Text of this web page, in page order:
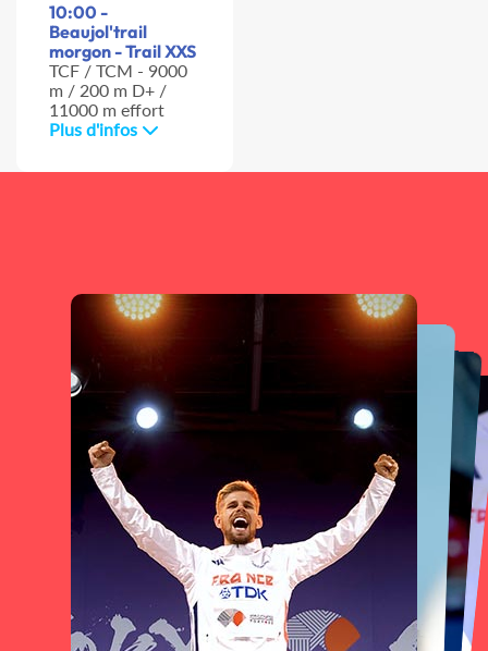
10:00 -
Beaujol'trail
morgon - Trail XXS
TCF / TCM - 9000
m / 200 m D+ /
11000 m effort
Plus d'infos